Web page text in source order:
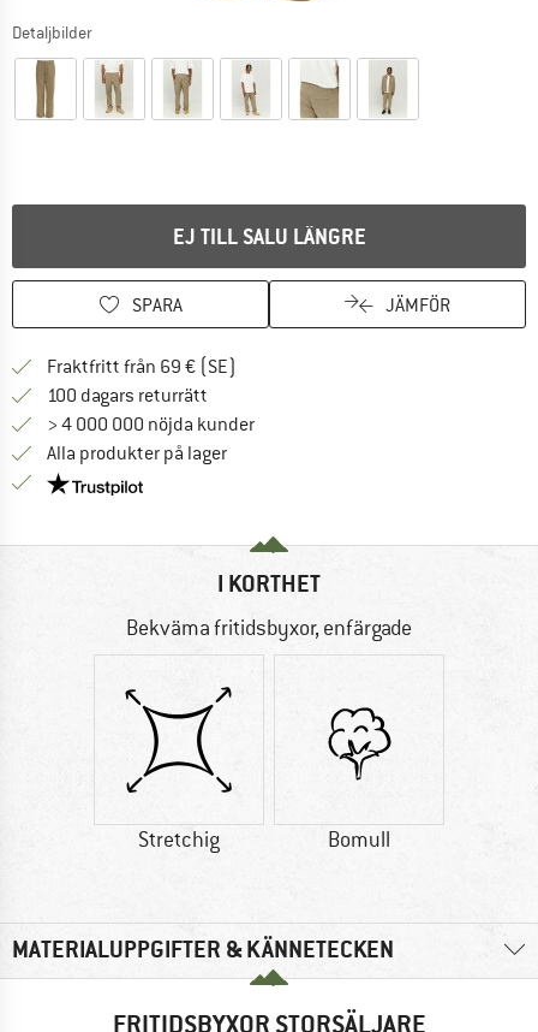
Detaljbilder
EJ TILL SALU LÄNGRE
SPARA JÄMFÖR
Fraktfritt från 69 € (SE)
100 dagars returrätt
> 4 000 000 nöjda kunder
Alla produkter på lager
Trust Pilot-garanti - hitta all information här!
I KORTHET
Bekväma fritidsbyxor, enfärgade
Stretchig Bomull
MATERIALUPPGIFTER & KÄNNETECKEN
FRITIDSBYXOR STORSÄLJARE